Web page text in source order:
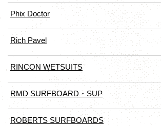
Phix Doctor
Rich Pavel
RINCON WETSUITS
RMD SURFBOARD・SUP
ROBERTS SURFBOARDS